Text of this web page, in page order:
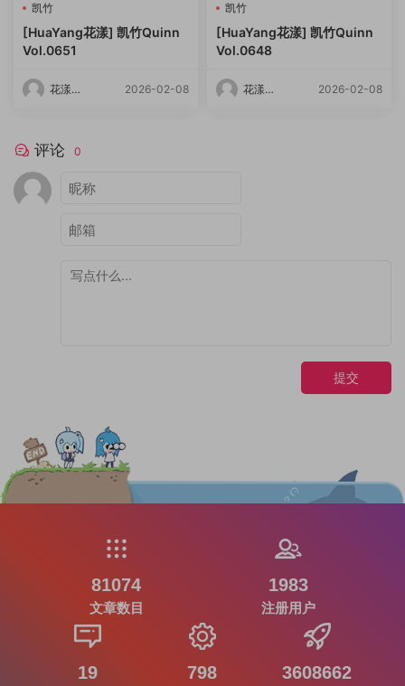
凯竹
[HuaYang花漾] 凯竹Quinn
Vol.0651
花漾
2026-02-08
凯竹
[HuaYang花漾] 凯竹Quinn
Vol.0648
花漾
2026-02-08
评论 0
提交
81074
文章数目
1983
注册用户
19 798 3608662